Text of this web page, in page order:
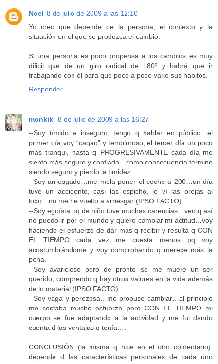
Noel 8 de julio de 2009 a las 12:10
Yo creo que depende de la persona, el contexto y la
situación en el que se produzca el cambio.
Si una persona es poco propensa a los cambios es muy
dificil que de un giro radical de 180º y habrá que ir
trabajando con él para que poco a poco varie sus hábitos.
Responder
monkiki 8 de julio de 2009 a las 16:27
--Soy tímido e inseguro, tengo q hablar en público…el
primer día voy “cagao” y tembloroso, el tercer día un poco
más tranqui, hasta q PROGRESIVAMENTE cada día me
siento más seguro y confiado…como consecuencia termino
siendo seguro y pierdo la timidez.
--Soy arriesgado…me mola poner el coche a 200…un día
tuve un accidente, casi las espicho, le ví las orejas al
lobo…no me he vuelto a arriesgar (IPSO FACTO).
--Soy egoísta pq de niño tuve muchas carencias…veo q así
no puedo ir por el mundo y quiero cambiar mi actitud…voy
haciendo el esfuerzo de dar más q recibir y resulta q CON
EL TIEMPO cada vez me cuesta menos pq voy
acostumbrándome y voy comprobando q merece más la
pena.
--Soy avaricioso pero de pronto se me muere un ser
querido, comprendo q hay otros valores en la vida además
de lo material.(IPSO FACTO).
--Soy vaga y perezosa…me propuse cambiar…al principio
me costaba mucho esfuerzo pero CON EL TIEMPO mi
cuerpo se fue adaptando a la actividad y me fui dando
cuenta d las ventajas q tenía….
CONCLUSIÓN (la misma q hice en el otro comentario):
depende d las características personales de cada uno